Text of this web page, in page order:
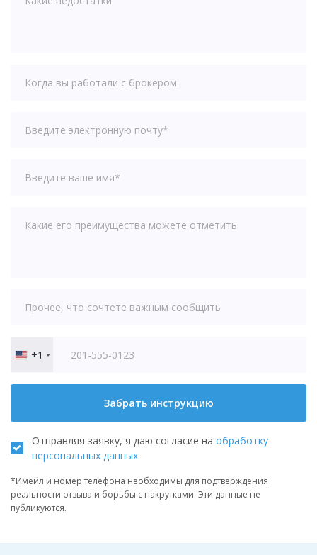
United
+1
Забрать инструкцию
Отправляя заявку, я даю согласие на обработку
персональных данных
*Имейл и номер телефона необходимы для подтверждения
реальности отзыва и борьбы с накрутками. Эти данные не
публикуются.